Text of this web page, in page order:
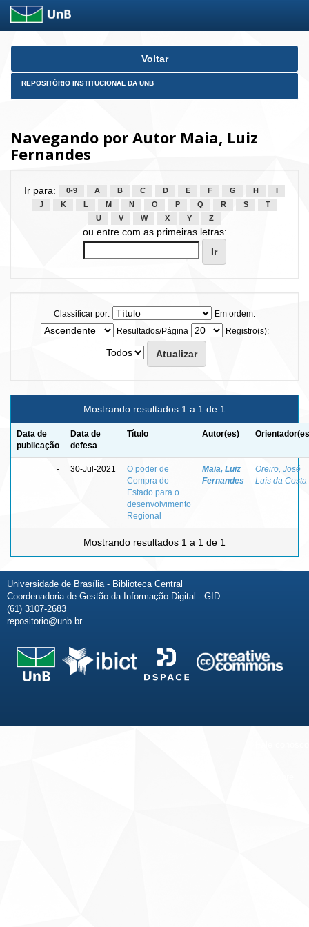
Skip
Voltar
REPOSITÓRIO INSTITUCIONAL DA UNB
Navegando por Autor Maia, Luiz
Fernandes
Ir para: 0-9 A B C D E F G H
J
K L M N O P Q R S
T
U
V W X Y Z
ou entre com as primeiras letras:
Classificar por:
Em ordem:
Resultados/Página
Registro(s):
Mostrando resultados 1 a 1 de 1
Data de
publicação
Data de
defesa
Título Autor(es)
- 30-Jul-2021
O poder de
Compra do
Estado para o
desenvolvimento
Regional
Maia, Luiz
Fernandes
Oreiro, José
Luís da Costa
Mostrando resultados 1 a 1 de 1
Universidade de Brasília - Biblioteca Central
Coordenadoria de Gestão da Informação Digital - GID
(61) 3107-2683
repositorio@unb.br